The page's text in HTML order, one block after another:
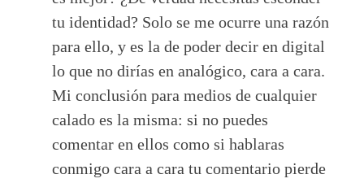
tu identidad? Solo se me ocurre una razón
para ello, y es la de poder decir en digital
lo que no dirías en analógico, cara a cara.
Mi conclusión para medios de cualquier
calado es la misma: si no puedes
comentar en ellos como si hablaras
conmigo cara a cara tu comentario pierde